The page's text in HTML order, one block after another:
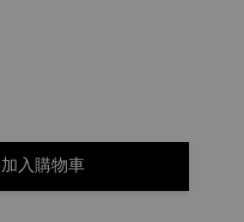
加入購物車